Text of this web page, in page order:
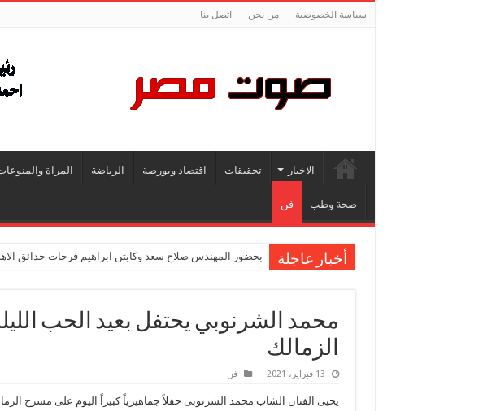
سياسة الخصوصية من نحن اتصل بنا
الاخبار تحقيقات اقتصاد وبورصة الرياضة المراة
صحة وطب فن
أخبار عاجلة بحضور المهندس صلاح سعد وكابتن ابراهيم فرحات حدائق
محمد الشرنوبي يحتفل بعيد الحب
الزمالك
13 فبراير، 2021 فن
يحيى الفنان الشاب محمد الشرنوبى حفلاً جماهيرياً كبيراً اليوم على مسرح